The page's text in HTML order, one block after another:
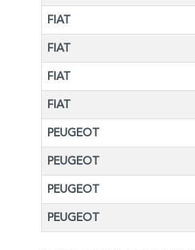
FIAT
FIAT
FIAT
FIAT
PEUGEOT
PEUGEOT
PEUGEOT
PEUGEOT